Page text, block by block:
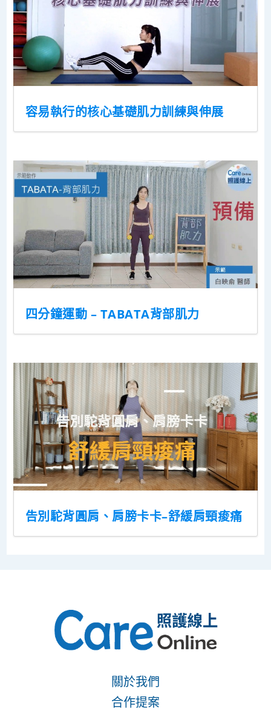
容易執行的核心基礎肌力訓練與伸展
四分鐘運動 – TABATA背部肌力
告別駝背圓肩、肩膀卡卡–舒緩肩頸痠痛
關於我們
合作提案